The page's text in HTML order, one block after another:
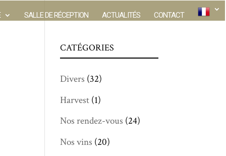
SALLE DE RÉCEPTION ACTUALITÉS CONTACT
CATÉGORIES
Divers (32)
Harvest (1)
Nos rendez-vous (24)
Nos vins (20)